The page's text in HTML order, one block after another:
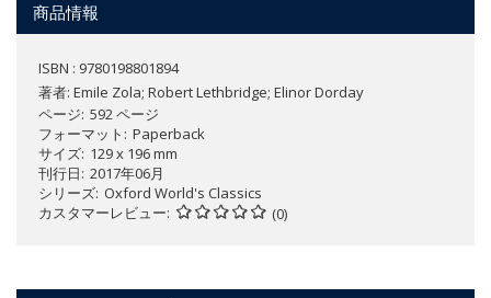
商品情報
ISBN : 9780198801894
著者: Emile Zola; Robert Lethbridge; Elinor Dorday
ページ 592 ページ
フォーマット
Paperback
サイズ 129 x 196 mm
刊行日 2017年06月
シリーズ Oxford World's Classics
カスタマーレビュー
(0)